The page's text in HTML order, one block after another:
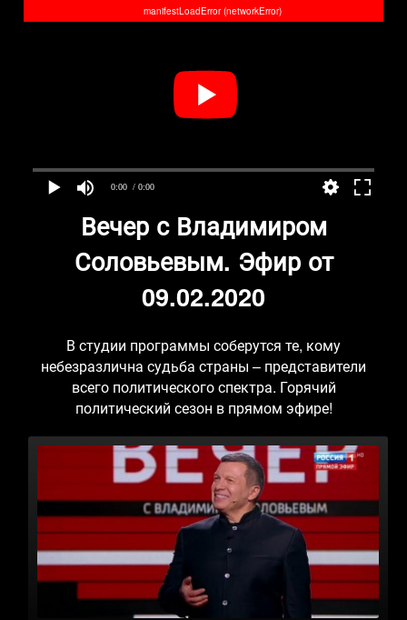
0:00 / 0:00
manifestLoadError (networkError)
Вечер с Владимиром
Соловьевым. Эфир от
09.02.2020
В студии программы соберутся те, кому
небезразлична судьба страны – представители
всего политического спектра. Горячий
политический сезон в прямом эфире!